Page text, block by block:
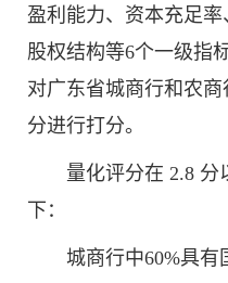
盈利能力、资本充足
股权结构等6个一级指
对广东省城商行和农
分进行打分。
量化评分在 2.8 分
下：
城商行中60%具有